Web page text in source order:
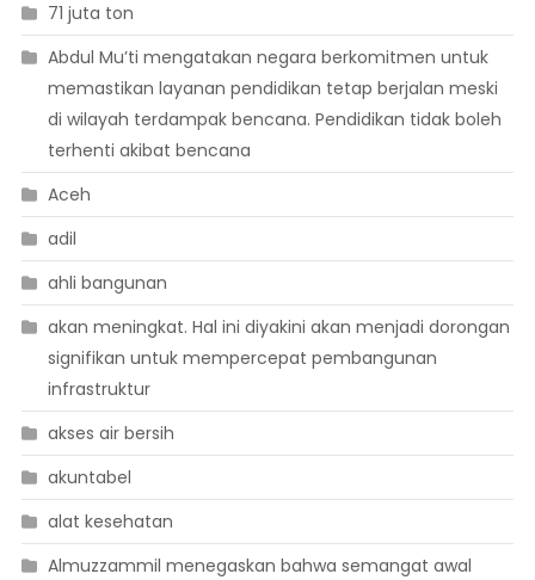
71 juta ton
Abdul Mu’ti mengatakan negara berkomitmen untuk
memastikan layanan pendidikan tetap berjalan meski
di wilayah terdampak bencana. Pendidikan tidak boleh
terhenti akibat bencana
Aceh
adil
ahli bangunan
akan meningkat. Hal ini diyakini akan menjadi dorongan
signifikan untuk mempercepat pembangunan
infrastruktur
akses air bersih
akuntabel
alat kesehatan
Almuzzammil menegaskan bahwa semangat awal